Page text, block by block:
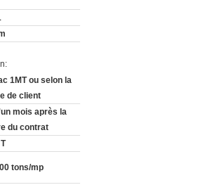
1MT ou selon la
de client
mois après la
du contrat
tons/mp